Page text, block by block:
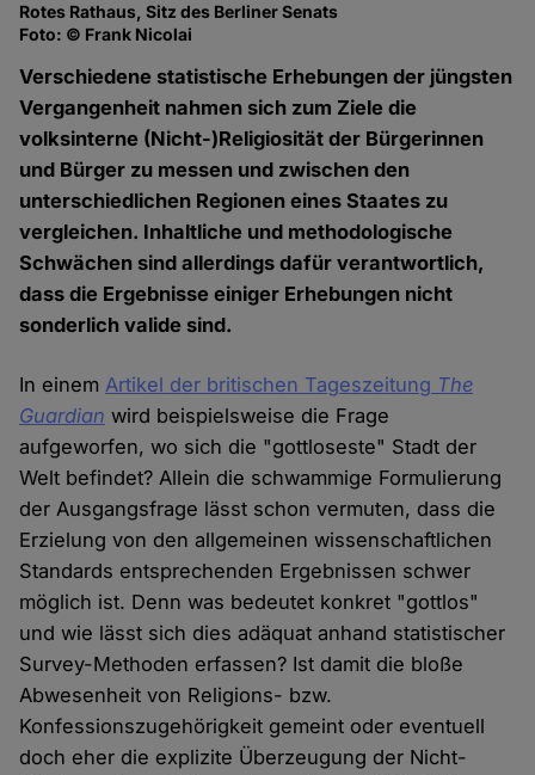
Rotes Rathaus, Sitz des Berliner Senats
Foto: © Frank Nicolai
Verschiedene statistische Erhebungen der jüngsten
Vergangenheit nahmen sich zum Ziele die
volksinterne (Nicht-)Religiosität der Bürgerinnen
und Bürger zu messen und zwischen den
unterschiedlichen Regionen eines Staates zu
vergleichen. Inhaltliche und methodologische
Schwächen sind allerdings dafür verantwortlich,
dass die Ergebnisse einiger Erhebungen nicht
sonderlich valide sind.
In einemArtikel der britischen Tageszeitung The
Guardian wird beispielsweise die Frage
aufgeworfen, wo sich die "gottloseste" Stadt der
Welt befindet? Allein die schwammige Formulierung
der Ausgangsfrage lässt schon vermuten, dass die
Erzielung von den allgemeinen wissenschaftlichen
Standards entsprechenden Ergebnissen schwer
möglich ist. Denn was bedeutet konkret "gottlos"
und wie lässt sich dies adäquat anhand statistischer
Survey-Methoden erfassen? Ist damit die bloße
Abwesenheit von Religions- bzw.
Konfessionszugehörigkeit gemeint oder eventuell
doch eher die explizite Überzeugung der Nicht-